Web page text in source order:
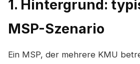
1. Hintergrund:
MSP-Szenario
Ein MSP, der mehrere KMU